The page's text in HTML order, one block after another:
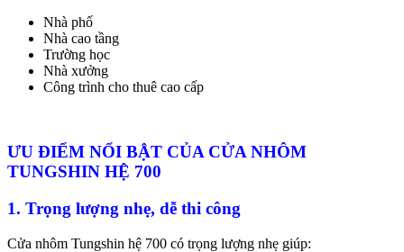
Nhà phố
Nhà cao tầng
Trường học
Nhà xưởng
Công trình cho thuê cao cấp
ƯU ĐIỂM NỔI BẬT CỦA CỬA NHÔM
TUNGSHIN HỆ 700
1. Trọng lượng nhẹ, dễ thi công
Cửa nhôm Tungshin hệ 700 có trọng lượng nhẹ giúp: